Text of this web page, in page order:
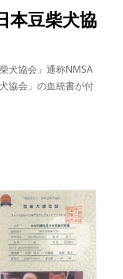
本豆柴犬協
犬協会」通称NMSA
協会」の血統書が付